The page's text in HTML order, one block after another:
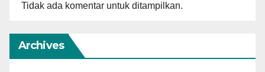
Tidak ada komentar untuk ditampilkan.
Archives